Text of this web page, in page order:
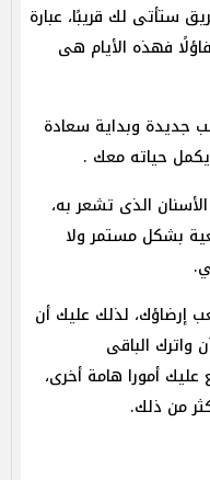
ستأتى لك قريبًا، عبارة
فهذه الأيام هى
جديدة وبداية سعادة
حياته معك .
الذى تشعر به،
بشكل مستمر ولا
لذلك عليك أن
الباقى
أمورا هامة أخرى،
من ذلك.